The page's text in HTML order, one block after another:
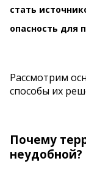
стать
опасность для
Рассмотрим
способы их
Почему
неудобной?